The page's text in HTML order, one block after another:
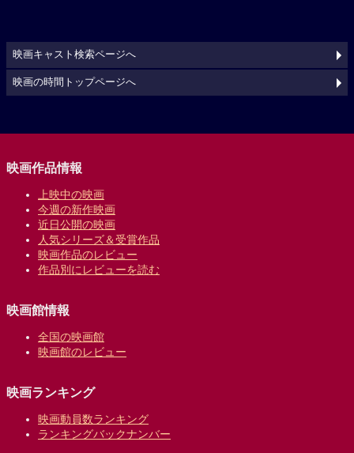
映画キャスト検索ページへ
映画の時間トップページへ
映画作品情報
上映中の映画
今週の新作映画
近日公開の映画
人気シリーズ＆受賞作品
映画作品のレビュー
作品別にレビューを読む
映画館情報
全国の映画館
映画館のレビュー
映画ランキング
映画動員数ランキング
ランキングバックナンバー